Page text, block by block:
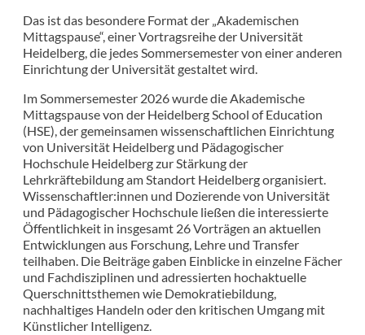
Das ist das besondere Format der „Akademischen
Mittagspause“, einer Vortragsreihe der Universität
Heidelberg, die jedes Sommersemester von einer anderen
Einrichtung der Universität gestaltet wird.
Im Sommersemester 2026 wurde die Akademische
Mittagspause von der Heidelberg School of Education
(HSE), der gemeinsamen wissenschaftlichen Einrichtung
von Universität Heidelberg und Pädagogischer
Hochschule Heidelberg zur Stärkung der
Lehrkräftebildung am Standort Heidelberg organisiert.
Wissenschaftler:innen und Dozierende von Universität
und Pädagogischer Hochschule ließen die interessierte
Öffentlichkeit in insgesamt 26 Vorträgen an aktuellen
Entwicklungen aus Forschung, Lehre und Transfer
teilhaben. Die Beiträge gaben Einblicke in einzelne Fächer
und Fachdisziplinen und adressierten hochaktuelle
Querschnittsthemen wie Demokratiebildung,
nachhaltiges Handeln oder den kritischen Umgang mit
Künstlicher Intelligenz.